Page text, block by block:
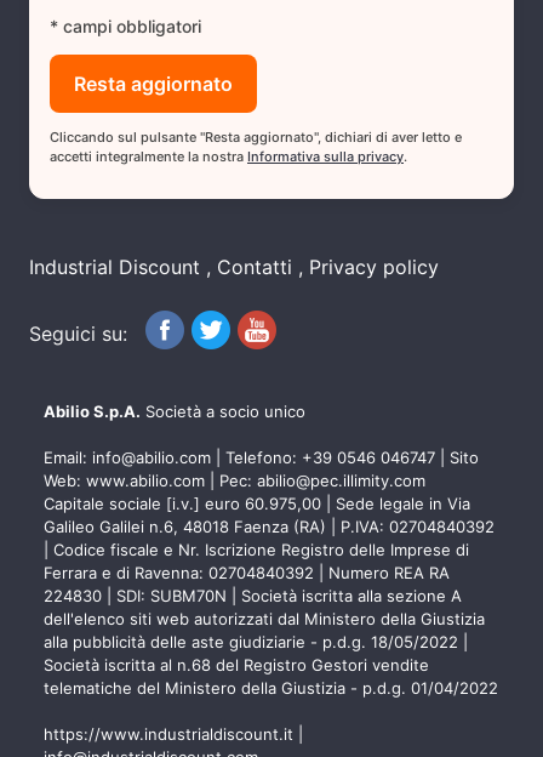
* campi obbligatori
Cliccando sul pulsante "Resta aggiornato", dichiari di aver letto e
accetti integralmente la nostra Informativa sulla privacy.
Industrial Discount Contatti Privacy policy
Seguici su:
Abilio S.p.A. Società a socio unico
Email: info@abilio.com | Telefono: +39 0546 046747 | Sito
Web: www.abilio.com | Pec: abilio@pec.illimity.com
Capitale sociale [i.v.] euro 60.975,00 | Sede legale in Via
Galileo Galilei n.6, 48018 Faenza (RA) | P.IVA: 02704840392
| Codice fiscale e Nr. Iscrizione Registro delle Imprese di
Ferrara e di Ravenna: 02704840392 | Numero REA RA
224830 | SDI: SUBM70N | Società iscritta alla sezione A
dell'elenco siti web autorizzati dal Ministero della Giustizia
alla pubblicità delle aste giudiziarie - p.d.g. 18/05/2022 |
Società iscritta al n.68 del Registro Gestori vendite
telematiche del Ministero della Giustizia - p.d.g. 01/04/2022
https://www.industrialdiscount.it